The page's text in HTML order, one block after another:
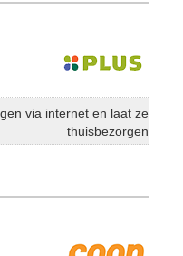
via internet en laat ze
thuisbezorgen